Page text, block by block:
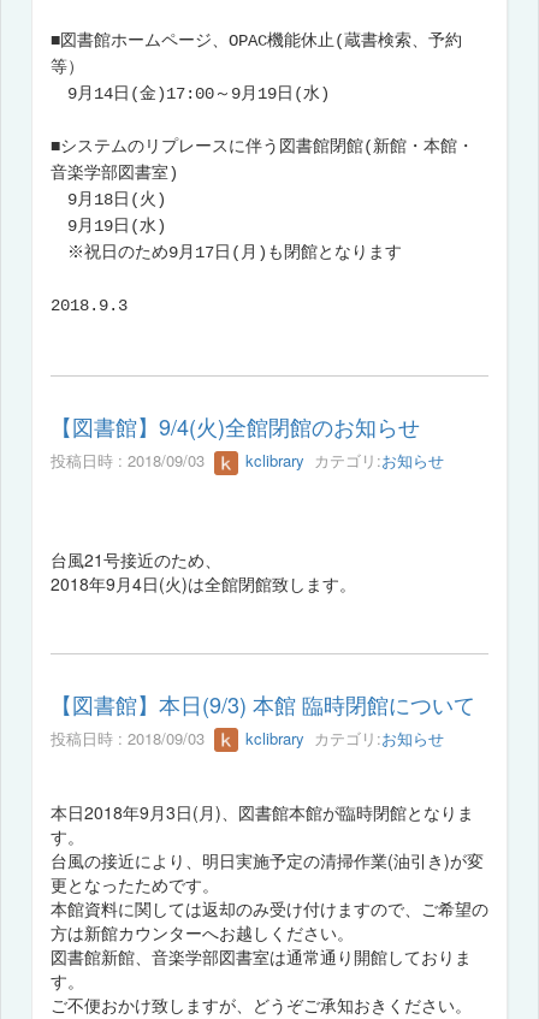
■図書館ホームページ、OPAC機能休止(蔵書検索、予約
等）
9月14日(金)17:00～9月19日(水)
■システムのリプレースに伴う図書館閉館(新館・本館・
音楽学部図書室)
9月18日(火)
9月19日(水)
※祝日のため9月17日(月)も閉館となります
2018.9.3
【図書館】9/4(火)全館閉館のお知らせ
投稿日時 : 2018/09/03 kclibrary カテゴリ:お知らせ
台風21号接近のため、
2018年9月4日(火)は全館閉館致します。
【図書館】本日(9/3) 本館 臨時閉館について
投稿日時 : 2018/09/03 kclibrary カテゴリ:お知らせ
本日2018年9月3日(月)、図書館本館が臨時閉館となりま
す。
台風の接近により、明日実施予定の清掃作業(油引き)が変
更となったためです。
本館資料に関しては返却のみ受け付けますので、ご希望の
方は新館カウンターへお越しください。
図書館新館、音楽学部図書室は通常通り開館しておりま
す。
ご不便おかけ致しますが、どうぞご承知おきください。